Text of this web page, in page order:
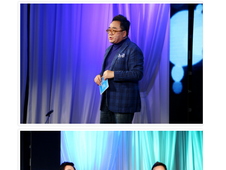
이로운 세상을 만들어 나가는 자세와 마음가짐이 우리 기업
가들에게 필요한 기업가정신이라고 정리했다.
제4차 산업혁명의 영향으로 기계에 대한 위기감 그리고 그
에 따른 근거 없는 정보들이 젊은 세대들에게 혼란을 야기
한다. 그러나 더 많은 기술 개발이 이뤄질 것이 자명한 상황
임에도 이 지구의 주인공은 사람임을 잊어서는 안 된다. 사
람의 마음은 절대로 변하지 않으며 우리 산업이 어떠한 방
향으로 발전하든지 간에 미래의 인재는 사람을 위하고, 사
람의 마음을 알아주는 인물이 될 것이다. 사람은 남을 위해
일을 할 때 최고의 열정과 에너지를 끌어낼 수 있는 존재다.
자신의 모든 것을 바쳐 남을 도왔을 때 발현되는 것이 진정